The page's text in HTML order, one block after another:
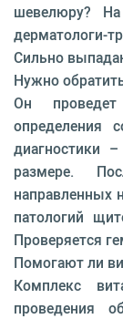
шевелюру?
дерматологи-
Сильно
Нужно
Он
определения
диагностики
размере.
направленных
патологий
Проверяется
Помогают ли
Комплекс
проведения